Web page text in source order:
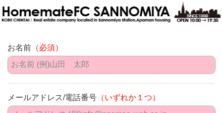
お名前 （必須）
メールアドレス/電話番号 （いずれか１つ）